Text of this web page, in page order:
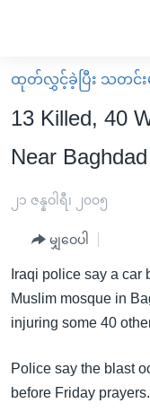
လွယ်ကူ
စေ
သည့်
များ
ကြည့်
မူလစာမျက်နှာ
မြန်မာ
ကမ္ဘာ့သတင်းများ
နိုင်ငံတကာ
ရပ်ဝန်းတခု လမ်းတခု
အမေရိကန်သုံးအီဒီယံ
ရုပ်ရှင်ထဲက အင်္ဂလိပ်စာ
အပတ်စဉ်ကဏ္ဍများ
တီဗွီ
ရေဒီယို/တီဗွီအစီအစဉ်
ထုတ်လွှင့်ခဲ့ပြီး သတင်းမ
13 Killed, 40
Near
၂၁ ဇန္နဝါရီ၊ ၂၀၀၅
မျှဝေပါ
Iraqi police say a
Muslim mosque in
injuring some 40
Police say the blast
before Friday prayers.